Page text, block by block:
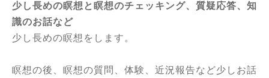
少し長めの瞑想と瞑想のチェッキング、質疑応答、知
識のお話など
少し長めの瞑想をします。
瞑想の後、瞑想の質問、体験、近況報告など少しお話